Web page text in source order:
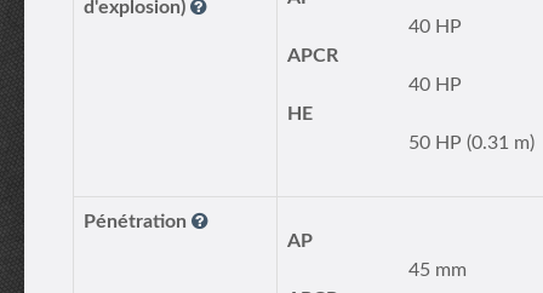
d'explosion)
40 HP
APCR
40 HP
HE
50 HP (0.31 m)
Pénétration
AP
45 mm